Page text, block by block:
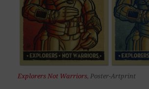
Explorers Not Warriors, Poster-Artprint